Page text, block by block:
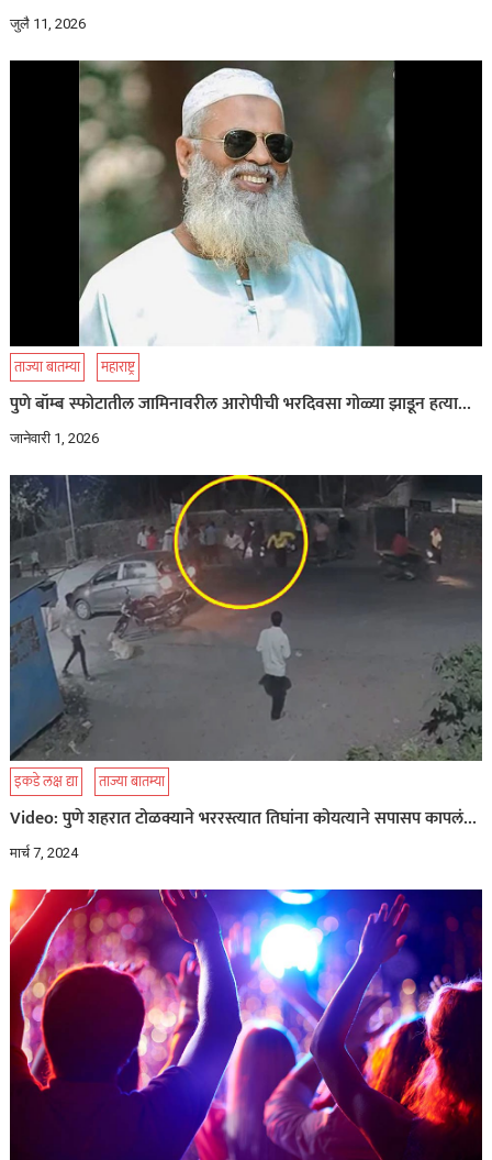
जुलै 11, 2026
ताज्या बातम्या महाराष्ट्र
पुणे बॉम्ब स्फोटातील जामिनावरील आरोपीची भरदिवसा गोळ्या झाडून हत्या…
जानेवारी 1, 2026
इकडे लक्ष द्या ताज्या बातम्या
Video: पुणे शहरात टोळक्याने भररस्त्यात तिघांना कोयत्याने सपासप कापलं…
मार्च 7, 2024